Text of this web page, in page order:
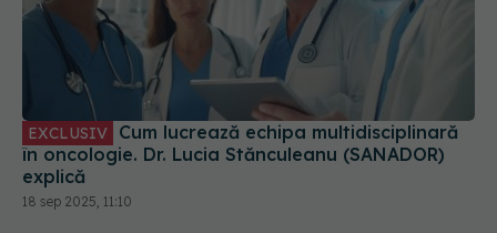
EXCLUSIV
în oncologie. Dr. Lucia Stănculeanu (SANADOR)
explică
18 sep 2025, 11:10